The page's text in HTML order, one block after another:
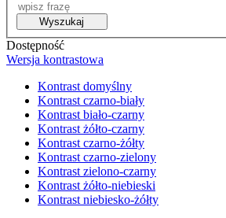
Wyszukaj
Dostępność
Wersja kontrastowa
Kontrast domyślny
Kontrast czarno-biały
Kontrast biało-czarny
Kontrast żółto-czarny
Kontrast czarno-żółty
Kontrast czarno-zielony
Kontrast zielono-czarny
Kontrast żółto-niebieski
Kontrast niebiesko-żółty